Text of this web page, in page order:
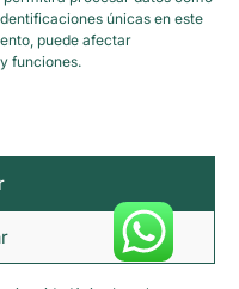
únicas en este
puede afectar
funciones.